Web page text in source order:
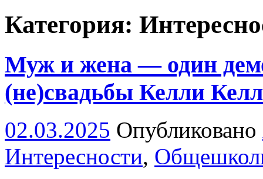
Категория:
Муж и жена — один
(не)свадьбы Келли
02.03.2025 Опубликовано
Интересности,